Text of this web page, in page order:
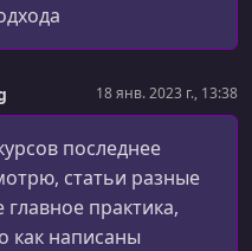
18 янв. 2023 г., 13:38
последнее
статьи разные
практика,
как написаны